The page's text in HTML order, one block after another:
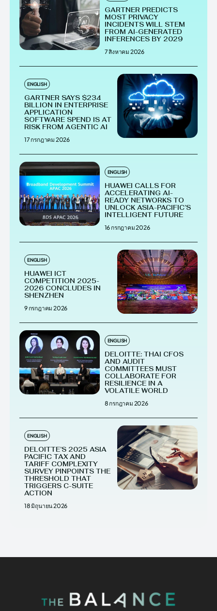
GARTNER PREDICTS
MOST PRIVACY
INCIDENTS WILL STEM
FROM AI-GENERATED
INFERENCES BY 2029
7 สิงหาคม 2026
ENGLISH
GARTNER SAYS $234
BILLION IN ENTERPRISE
APPLICATION
SOFTWARE SPEND IS AT
RISK FROM AGENTIC AI
17 กรกฎาคม 2026
ENGLISH
HUAWEI CALLS FOR
ACCELERATING AI-
READY NETWORKS TO
UNLOCK ASIA-PACIFIC’S
INTELLIGENT FUTURE
16 กรกฎาคม 2026
ENGLISH
HUAWEI ICT
COMPETITION 2025-
2026 CONCLUDES IN
SHENZHEN
9 กรกฎาคม 2026
ENGLISH
DELOITTE: THAI CFOS
AND AUDIT
COMMITTEES MUST
COLLABORATE FOR
RESILIENCE IN A
VOLATILE WORLD
8 กรกฎาคม 2026
ENGLISH
DELOITTE’S 2025 ASIA
PACIFIC TAX AND
TARIFF COMPLEXITY
SURVEY PINPOINTS THE
THRESHOLD THAT
TRIGGERS C-SUITE
ACTION
18 มิถุนายน 2026